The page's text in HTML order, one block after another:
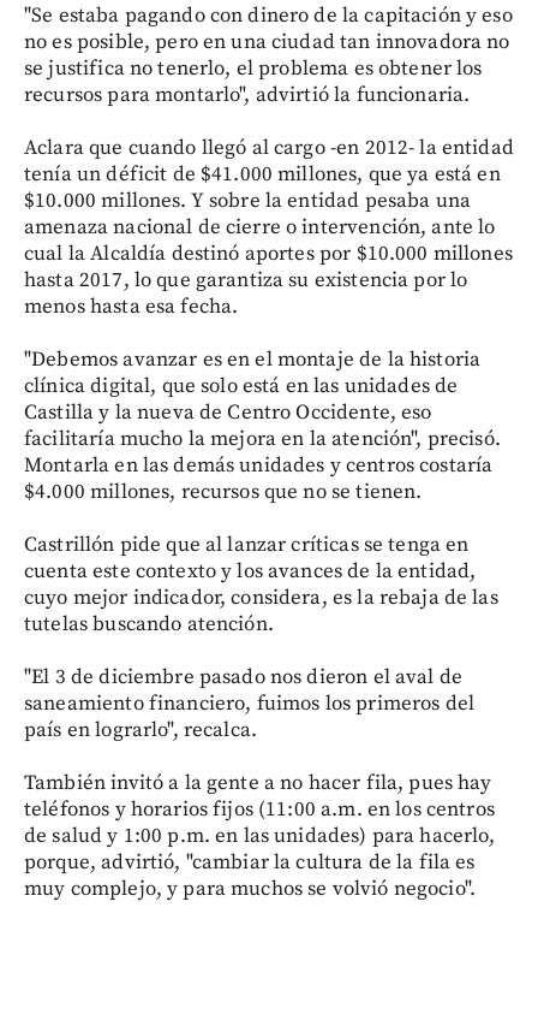
"Se estaba pagando con dinero de la capitación y eso
no es posible, pero en una ciudad tan innovadora no
se justifica no tenerlo, el problema es obtener los
recursos para montarlo", advirtió la funcionaria.
Aclara que cuando llegó al cargo -en 2012- la entidad
tenía un déficit de $41.000 millones, que ya está en
$10.000 millones. Y sobre la entidad pesaba una
amenaza nacional de cierre o intervención, ante lo
cual la Alcaldía destinó aportes por $10.000 millones
hasta 2017, lo que garantiza su existencia por lo
menos hasta esa fecha.
"Debemos avanzar es en el montaje de la historia
clínica digital, que solo está en las unidades de
Castilla y la nueva de Centro Occidente, eso
facilitaría mucho la mejora en la atención", precisó.
Montarla en las demás unidades y centros costaría
$4.000 millones, recursos que no se tienen.
Castrillón pide que al lanzar críticas se tenga en
cuenta este contexto y los avances de la entidad,
cuyo mejor indicador, considera, es la rebaja de las
tutelas buscando atención.
"El 3 de diciembre pasado nos dieron el aval de
saneamiento financiero, fuimos los primeros del
país en lograrlo", recalca.
También invitó a la gente a no hacer fila, pues hay
teléfonos y horarios fijos (11:00 a.m. en los centros
de salud y 1:00 p.m. en las unidades) para hacerlo,
porque, advirtió, "cambiar la cultura de la fila es
muy complejo, y para muchos se volvió negocio".